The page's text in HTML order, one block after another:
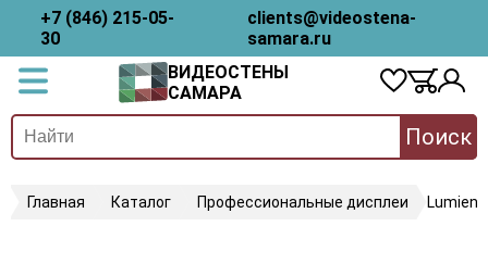
+7 (846) 215-05-
30
clients@videostena-
samara.ru
ВИДЕОСТЕНЫ
САМАРА
Поиск
Главная Каталог Профессиональные дисплеи Lumien